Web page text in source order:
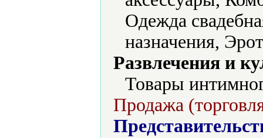
Одежда
назначения,
Развлечения и
Товары
Продажа